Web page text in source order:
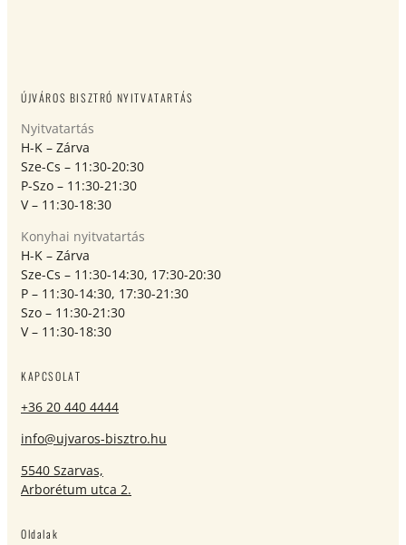
ÚJVÁROS BISZTRÓ NYITVATARTÁS
Nyitvatartás
H-K – Zárva
Sze-Cs – 11:30-20:30
P-Szo – 11:30-21:30
V – 11:30-18:30
Konyhai nyitvatartás
H-K – Zárva
Sze-Cs – 11:30-14:30, 17:30-20:30
P – 11:30-14:30, 17:30-21:30
Szo – 11:30-21:30
V – 11:30-18:30
KAPCSOLAT
+36 20 440 4444
info@ujvaros-bisztro.hu
5540 Szarvas,
Arborétum utca 2.
Oldalak